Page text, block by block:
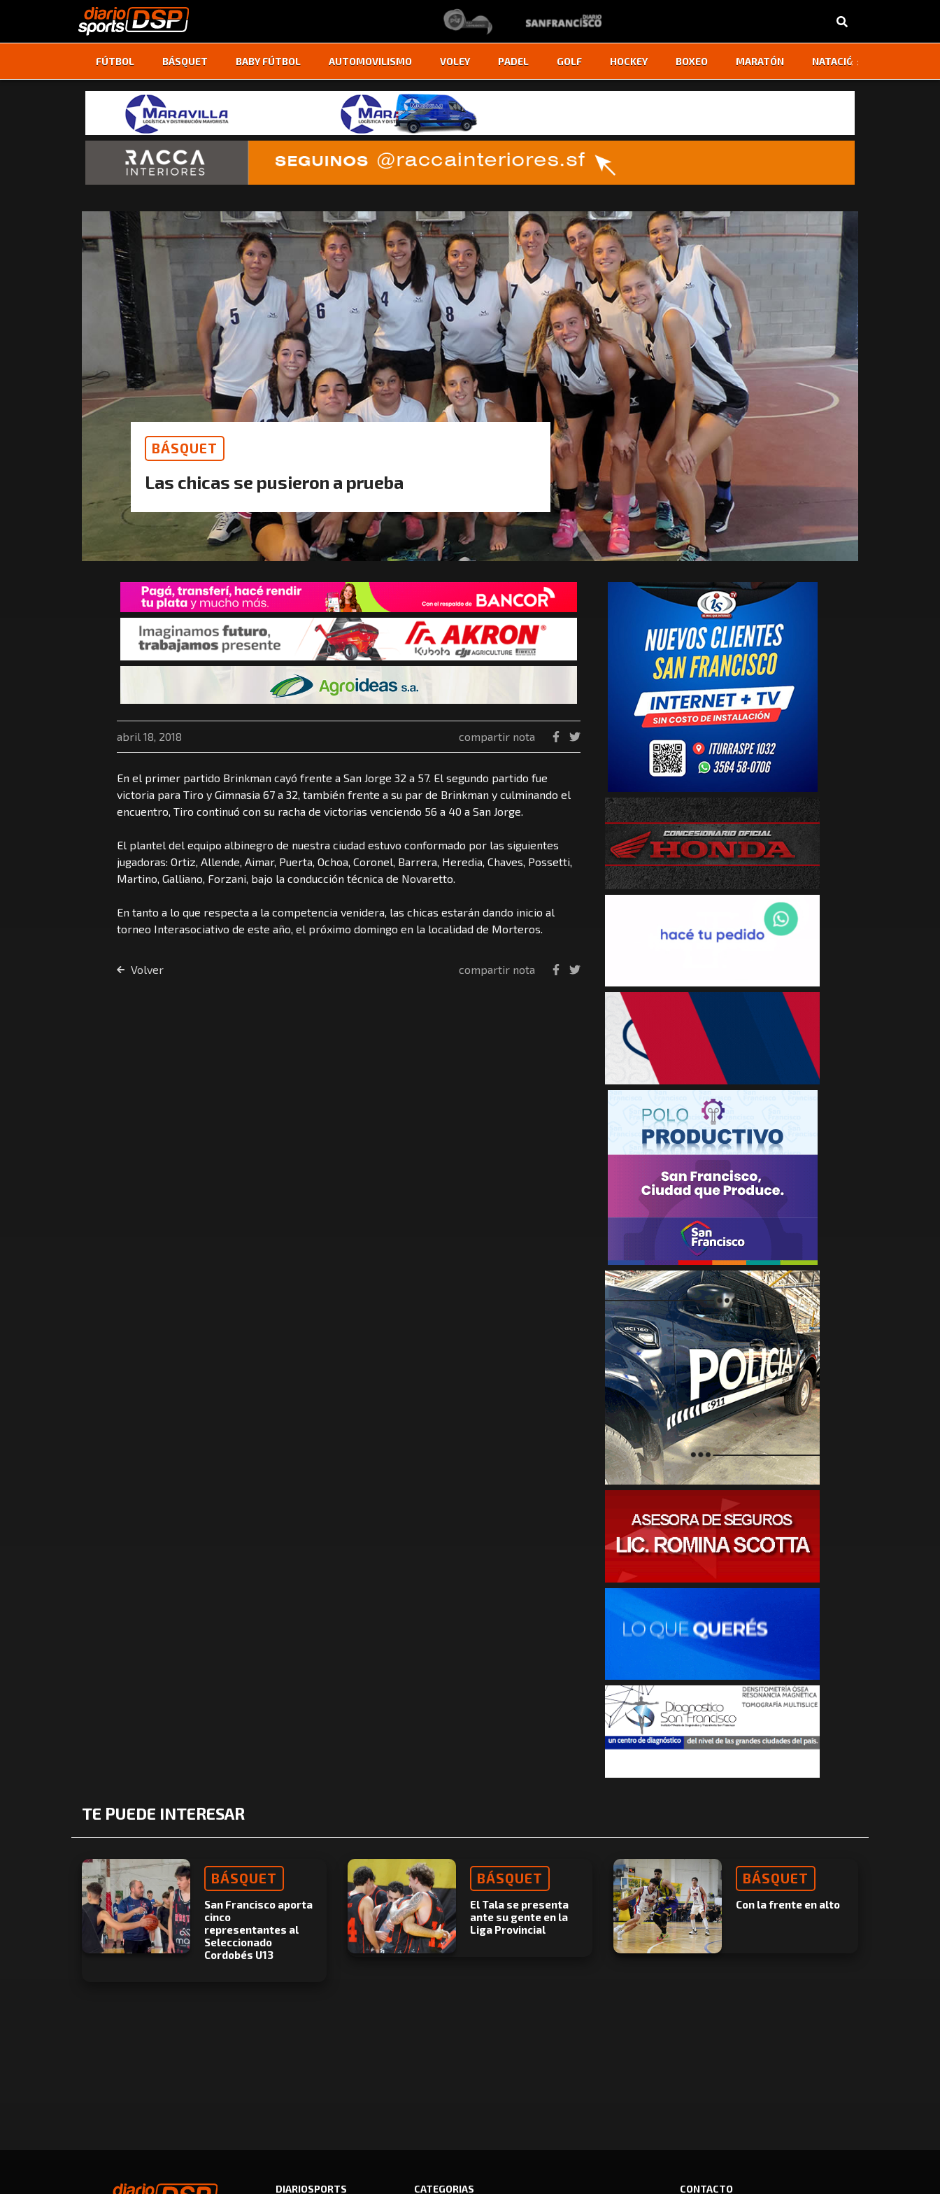
FÚTBOL BÁSQUET BABY FÚTBOL AUTOMOVILISMO VOLEY PADEL GOLF HOCKEY BOXEO MARATÓN NATACIÓN
‹ ›
BÁSQUET
Las chicas se pusieron a prueba
abril 18, 2018 compartir nota
En el primer partido Brinkman cayó frente a San Jorge 32 a 57. El segundo partido fue
victoria para Tiro y Gimnasia 67 a 32, también frente a su par de Brinkman y culminando el
encuentro, Tiro continuó con su racha de victorias venciendo 56 a 40 a San Jorge.
El plantel del equipo albinegro de nuestra ciudad estuvo conformado por las siguientes
jugadoras: Ortiz, Allende, Aimar, Puerta, Ochoa, Coronel, Barrera, Heredia, Chaves, Possetti,
Martino, Galliano, Forzani, bajo la conducción técnica de Novaretto.
En tanto a lo que respecta a la competencia venidera, las chicas estarán dando inicio al
torneo Interasociativo de este año, el próximo domingo en la localidad de Morteros.
Volver compartir nota
TE PUEDE INTERESAR
BÁSQUET
San Francisco aporta
cinco
representantes al
Seleccionado
Cordobés U13
BÁSQUET
El Tala se presenta
ante su gente en la
Liga Provincial
BÁSQUET
Con la frente en alto
DIARIOSPORTS CATEGORIAS CONTACTO